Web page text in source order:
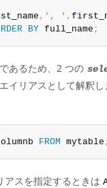
, ', ' ,
BY full_name ;
あるため、2 つの
イリアスとして解釈
FROM mytable ;
アスを指定するときは